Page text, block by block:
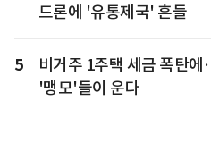
드론에 '유통제국' 흔들
5
비거주 1주택 세금 폭탄
'맹모'들이 운다